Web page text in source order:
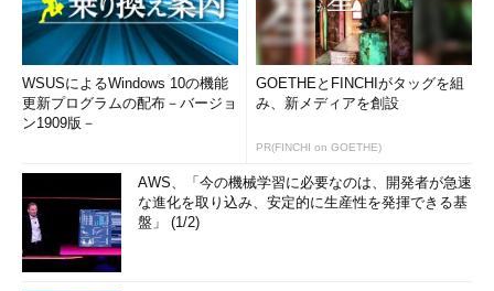
テストします。
インテグレーションテス
ト
「私たちが変更できないコー
能するか？」をテストします。
受け入れテスト
WSUSによるWindows 10の機能
更新プログラムの配布－バージョ
ン1909版－
GOETHEとFINCHIがタッグを組
み、新メディアを創設
PR(FINCHI on GOETHE)
AWS、「今の機械学習に必要なのは、開発者が急速
な進化を取り込み、安定的に生産性を発揮できる基
盤」 (1/2)